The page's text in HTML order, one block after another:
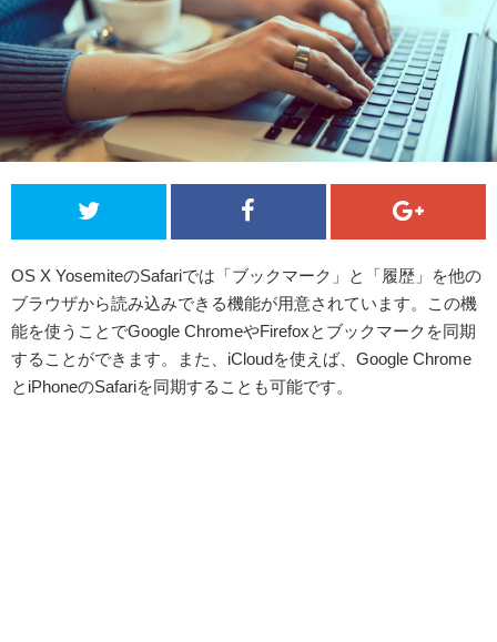
OS X YosemiteのSafariでは「ブックマーク」と「履歴」を他の
ブラウザから読み込みできる機能が用意されています。この機
能を使うことでGoogle ChromeやFirefoxとブックマークを同期
することができます。また、iCloudを使えば、Google Chrome
とiPhoneのSafariを同期することも可能です。